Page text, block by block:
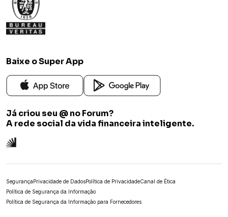
Baixe o Super App
Já criou seu @ no Forum?
A rede social da vida financeira inteligente.
SegurançaPrivacidade de DadosPolítica de PrivacidadeCanal de Ética
Política de Segurança da Informação
Política de Segurança da Informação para Fornecedores